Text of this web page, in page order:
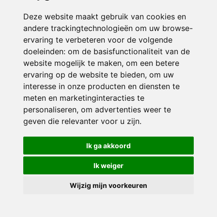
Deze website maakt gebruik van cookies en
andere trackingtechnologieën om uw browse-
ervaring te verbeteren voor de volgende
doeleinden: om de basisfunctionaliteit van de
website mogelijk te maken, om een betere
ervaring op de website te bieden, om uw
interesse in onze producten en diensten te
meten en marketinginteracties te
personaliseren, om advertenties weer te
geven die relevanter voor u zijn.
Ik ga akkoord
Ik weiger
Wijzig mijn voorkeuren
© 2026 Sint Jozef | Alle rechten voorbehouden
Privacy policy|Disclaimer| Klachtenregeling|RSIN en Anbi
voorkeuren
Crealisatie The MindOffice